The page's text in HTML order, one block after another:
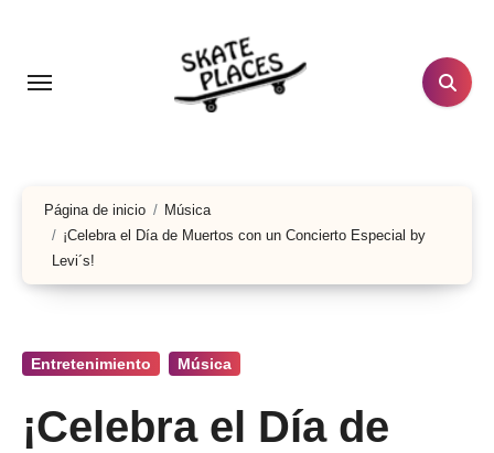
contenido
Página de inicio
Música
¡Celebra el Día de Muertos con un Concierto Especial by
Levi´s!
Entretenimiento Música
¡Celebra el Día de